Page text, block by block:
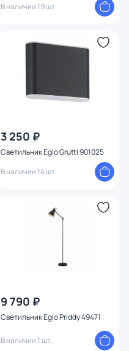
В наличии 19 шт.
3 250 ₽
Светильник Eglo Grutti 901025
В наличии 14 шт.
9 790 ₽
Светильник Eglo Priddy 49471
В наличии 1 шт.